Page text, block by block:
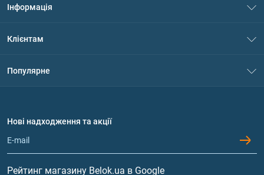
Інформація
Політика конфіденційності
Обмін та повернення
Клієнтам
Популярне
Протеїн
Гейнери
Вітаміни та мінерали
Нові надходження та акції
Рейтинг магазину Belok.ua в Google